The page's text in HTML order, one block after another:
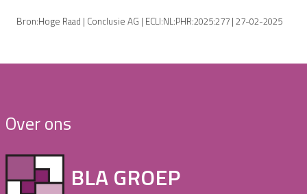
Bron:Hoge Raad | Conclusie AG | ECLI:NL:PHR:2025:277 | 27-02-2025
Over ons
BLA GROEP